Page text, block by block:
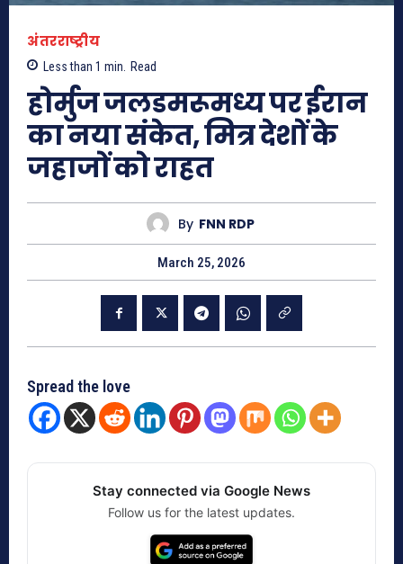
अंतरराष्ट्रीय
Less than 1 min. Read
होर्मुज जलडमरूमध्य पर ईरान
का नया संकेत, मित्र देशों के
जहाजों को राहत
By FNN RDP
March 25, 2026
Spread the love
Stay connected via Google News
Follow us for the latest updates.